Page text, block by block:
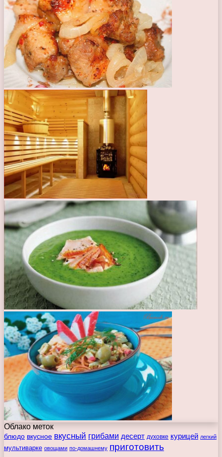
Облако меток
блюдо вкусное вкусный грибами десерт духовке курицей легкий
мультиварке овощами по-домашнему приготовить